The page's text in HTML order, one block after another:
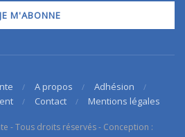
A propos
Adhésion
Contact Mentions légales
- Tous droits réservés - Conception :